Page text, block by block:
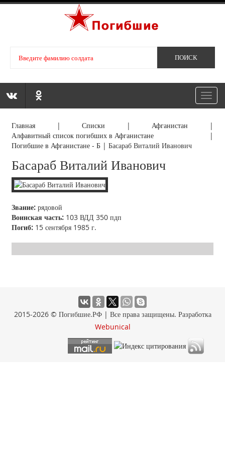
Главная |Списки | Афганистан |
Алфавитный список погибших в Афганистане |
Погибшие в Афганистане - Б |Басараб Виталий Иванович
Басараб Виталий Иванович
Звание: рядовой
Воинская часть: 103 ВДД 350 пдп
Погиб: 15 сентября 1985 г.
2015-2026 © Погибшие.РФ | Все права защищены. Разработка
Webunical